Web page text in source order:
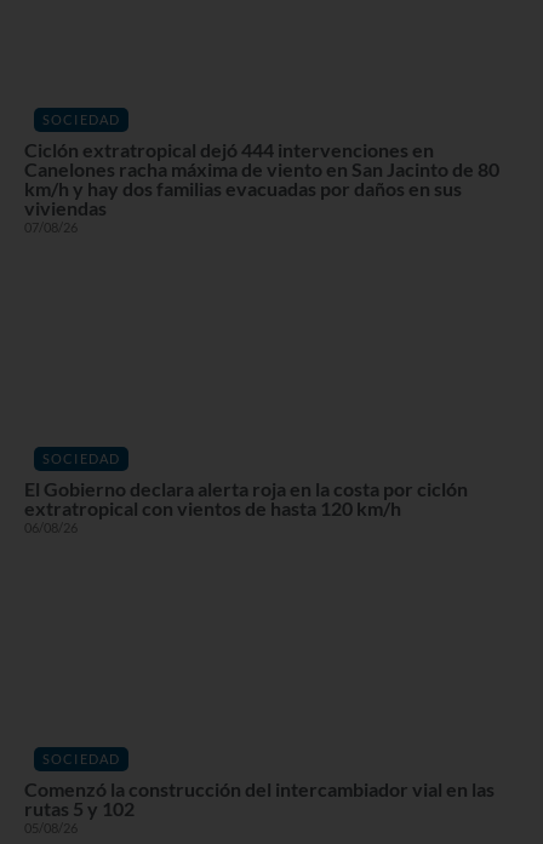
SOCIEDAD
Ciclón extratropical dejó 444 intervenciones en
Canelones racha máxima de viento en San Jacinto de 80
km/h y hay dos familias evacuadas por daños en sus
viviendas
07/08/26
SOCIEDAD
El Gobierno declara alerta roja en la costa por ciclón
extratropical con vientos de hasta 120 km/h
06/08/26
SOCIEDAD
Comenzó la construcción del intercambiador vial en las
rutas 5 y 102
05/08/26